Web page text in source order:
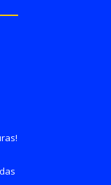
!